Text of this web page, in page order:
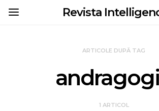
Revista
ARTICOLE DUPĂ TAG
1 ARTICOL